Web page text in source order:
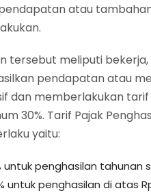
atau
tersebut meliputi
pendapatan atau
dan memberlakukan tarif
30%. Tarif Pajak
yaitu:
untuk penghasilan tahunan
untuk penghasilan di atas